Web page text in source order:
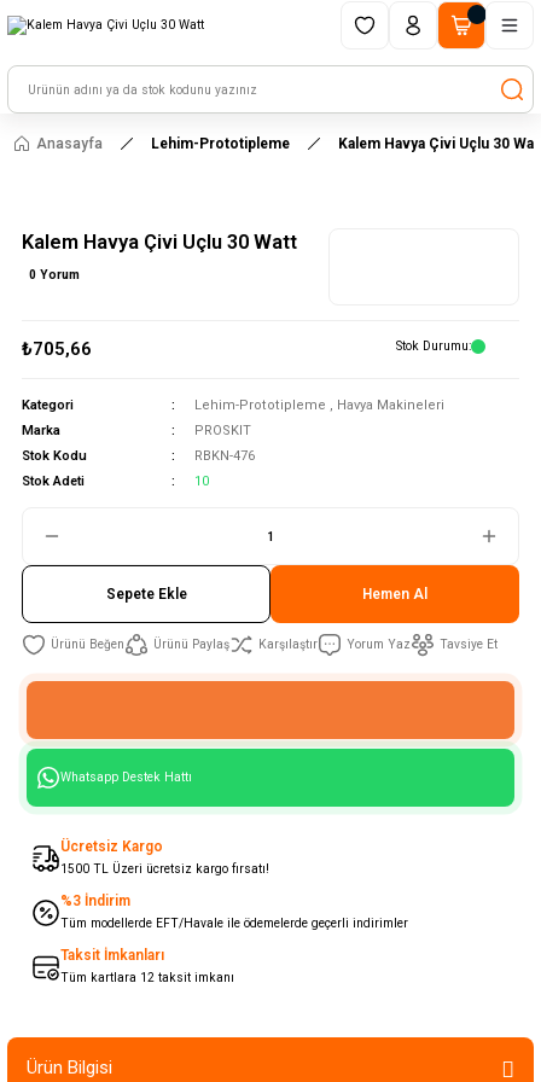
HAYAL ET - TASARLA - ÇALIŞTIR
Anasayfa Lehim-Prototipleme Kalem Havya Çivi Uçlu 30
Kalem Havya Çivi Uçlu 30 Watt
0 Yorum
₺705,66 Stok Durumu
Kategori Lehim-Prototipleme , Havya Makineleri
Marka
PROSKIT
Stok Kodu
RBKN-476
Stok Adeti
10
Sepete Ekle Hemen Al
Ürünü Paylaş Karşılaştır Yorum Yaz Tavsiye Et
Whatsapp Destek Hattı
Ücretsiz Kargo
1500 TL Üzeri ücretsiz kargo fırsatı!
%3 İndirim
Tüm modellerde EFT/Havale ile ödemelerde geçerli indirimler
Taksit İmkanları
Tüm kartlara 12 taksit imkanı
Ürün Bilgisi